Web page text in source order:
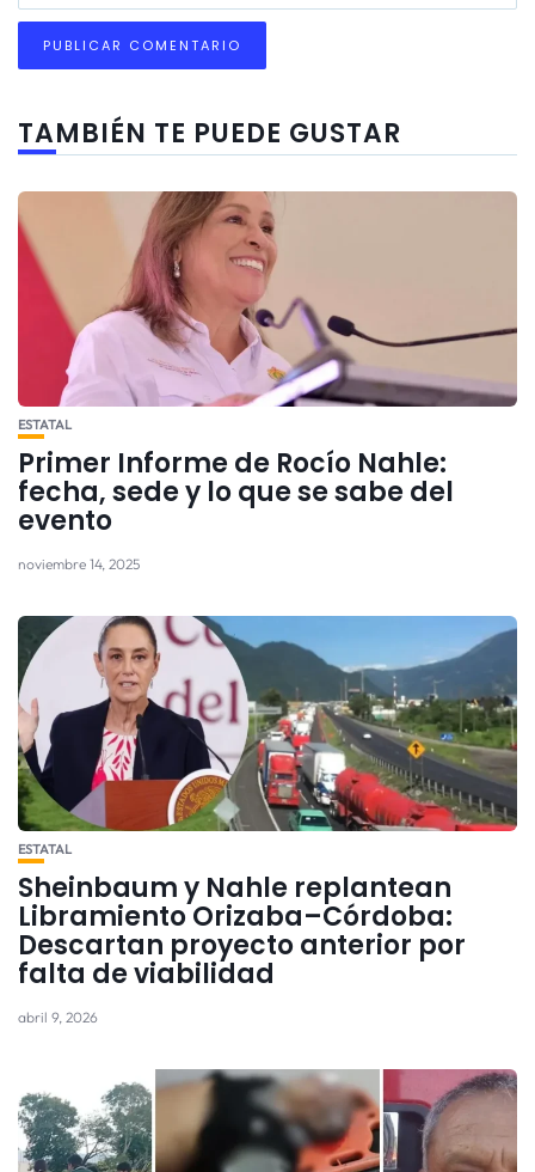
TAMBIÉN TE PUEDE GUSTAR
ESTATAL
Primer Informe de Rocío Nahle:
fecha, sede y lo que se sabe del
evento
noviembre 14, 2025
ESTATAL
Sheinbaum y Nahle replantean
Libramiento Orizaba–Córdoba:
Descartan proyecto anterior por
falta de viabilidad
abril 9, 2026